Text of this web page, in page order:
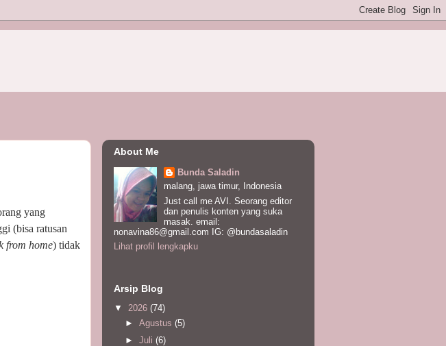
yang
(bisa ratusan
from home) tidak
About Me
Bunda Saladin
malang, jawa timur, Indonesia
Just call me AVI. Seorang editor
dan penulis konten yang suka
masak. email:
nonavina86@gmail.com IG: @bundasaladin
Lihat profil lengkapku
Arsip Blog
▼ 2026 (74)
► Agustus (5)
► Juli (6)